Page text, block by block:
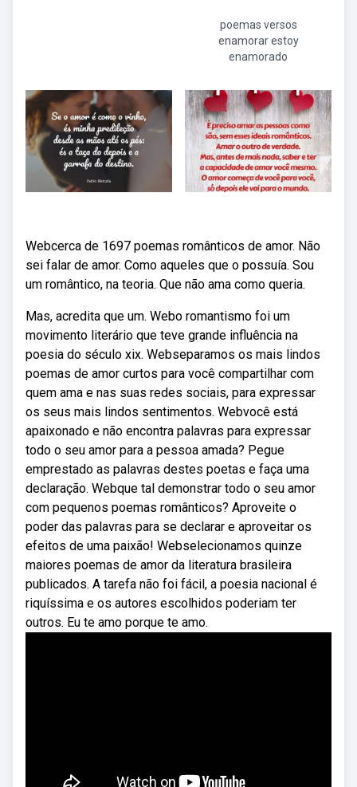
poemas versos
enamorar estoy
enamorado
Webcerca de 1697 poemas românticos de amor. Não
sei falar de amor. Como aqueles que o possuía. Sou
um romântico, na teoria. Que não ama como queria.
Mas, acredita que um. Webo romantismo foi um
movimento literário que teve grande influência na
poesia do século xix. Webseparamos os mais lindos
poemas de amor curtos para você compartilhar com
quem ama e nas suas redes sociais, para expressar
os seus mais lindos sentimentos. Webvocê está
apaixonado e não encontra palavras para expressar
todo o seu amor para a pessoa amada? Pegue
emprestado as palavras destes poetas e faça uma
declaração. Webque tal demonstrar todo o seu amor
com pequenos poemas românticos? Aproveite o
poder das palavras para se declarar e aproveitar os
efeitos de uma paixão! Webselecionamos quinze
maiores poemas de amor da literatura brasileira
publicados. A tarefa não foi fácil, a poesia nacional é
riquíssima e os autores escolhidos poderiam ter
outros. Eu te amo porque te amo.